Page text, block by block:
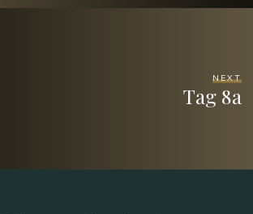
NEXT
Tag 8a